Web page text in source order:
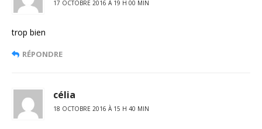
17 OCTOBRE 2016 À 19 H 00 MIN
trop bien
RÉPONDRE
célia
18 OCTOBRE 2016 À 15 H 40 MIN